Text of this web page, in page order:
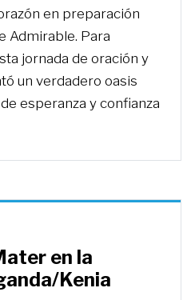
en preparación
Admirable. Para
jornada de oración y
un verdadero oasis
esperanza y confianza
en la
Kenia